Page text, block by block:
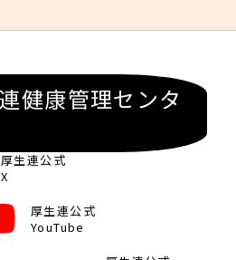
厚生連公式
X
厚生連公式
YouTube